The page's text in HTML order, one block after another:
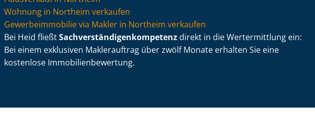
Wohnung in Northeim verkaufen
Ge­wer­be­im­mo­bi­lie via Makler in Northeim verkaufen
Bei Heid fließtSach­ver­stän­di­gen­kom­pe­tenz direkt in die Wertermittlung ein:
Bei einem exklusiven Maklerauftrag über zwölf Monate erhalten Sie eine
kostenlose Im­mo­bi­li­en­be­wer­tung.